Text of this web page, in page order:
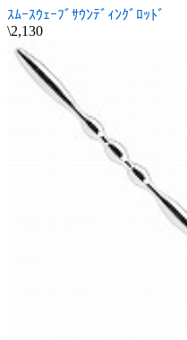
ｽﾑｰｽｳｪｰﾌﾞｻｳﾝﾃﾞｨﾝｸﾞﾛｯﾄﾞ
\2,130